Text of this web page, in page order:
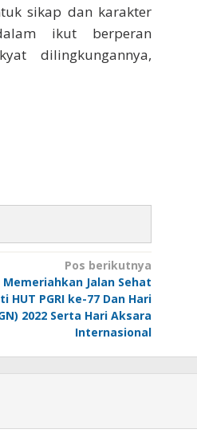
sikap dan karakter
ikut berperan
dilingkungannya,
Pos berikutnya
Memeriahkan Jalan Sehat
PGRI ke-77 Dan Hari
2022 Serta Hari Aksara
Internasional